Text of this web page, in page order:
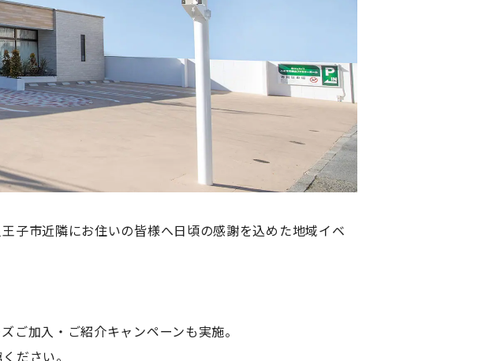
子市近隣にお住いの皆様へ日頃の感謝を込めた地域イベ
ご加入・ご紹介キャンペーンも実施。
ださい。